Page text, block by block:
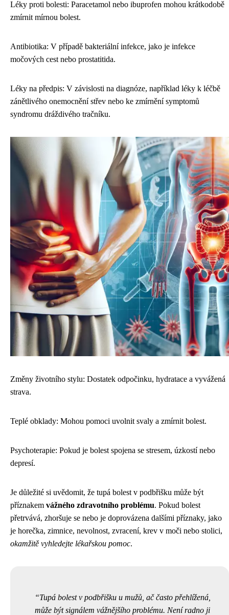
Léky proti bolesti: Paracetamol nebo ibuprofen mohou krátkodobě
zmírnit mírnou bolest.
Antibiotika: V případě bakteriální infekce, jako je infekce
močových cest nebo prostatitida.
Léky na předpis: V závislosti na diagnóze, například léky k léčbě
zánětlivého onemocnění střev nebo ke zmírnění symptomů
syndromu dráždivého tračníku.
Změny životního stylu: Dostatek odpočinku, hydratace a vyvážená
strava.
Teplé obklady: Mohou pomoci uvolnit svaly a zmírnit bolest.
Psychoterapie: Pokud je bolest spojena se stresem, úzkostí nebo
depresí.
Je důležité si uvědomit, že tupá bolest v podbřišku může být
příznakem vážného zdravotního problému. Pokud bolest
přetrvává, zhoršuje se nebo je doprovázena dalšími příznaky, jako
je horečka, zimnice, nevolnost, zvracení, krev v moči nebo stolici,
okamžitě vyhledejte lékařskou pomoc.
Tupá bolest v podbřišku u mužů, ač často přehlížená,
může být signálem vážnějšího problému. Není radno ji